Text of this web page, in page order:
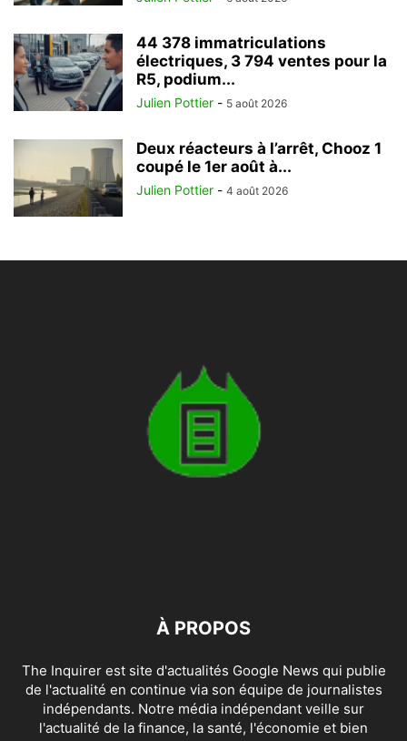
44 378 immatriculations
électriques, 3 794 ventes pour la
R5, podium...
Julien Pottier - 5 août 2026
Deux réacteurs à l’arrêt, Chooz 1
coupé le 1er août à...
Julien Pottier - 4 août 2026
À PROPOS
The Inquirer est site d'actualités Google News qui publie
de l'actualité en continue via son équipe de journalistes
indépendants. Notre média indépendant veille sur
l'actualité de la finance, la santé, l'économie et bien